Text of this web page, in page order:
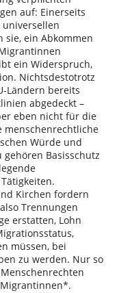
auf: Einerseits
universellen
sie, ein Abkommen
ein Widerspruch,
Nichtsdestotrotz
Ländern bereits
abgedeckt –
eben nicht für die
menschenrechtliche
Würde und
Basisschutz
Kirchen fordern
Trennungen
erstatten, Lohn
müssen, bei
zu werden. Nur so